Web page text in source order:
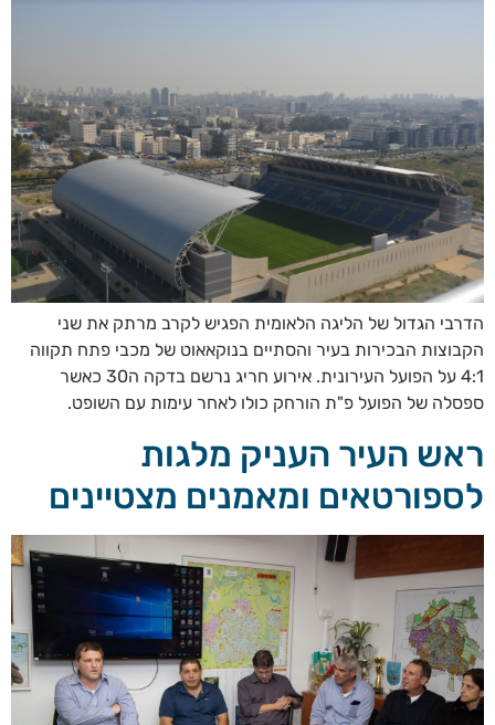
הדרבי הגדול של הליגה הלאומית הפגיש לקרב מרתק את שני
הקבוצות הבכירות בעיר והסתיים בנוקאאוט של מכבי פתח תקווה
4:1 על הפועל העירונית. אירוע חריג נרשם בדקה ה30 כאשר
ספסלה של הפועל פ"ת הורחק כולו לאחר עימות עם השופט.
ראש העיר העניק מלגות
לספורטאים ומאמנים מצטיינים